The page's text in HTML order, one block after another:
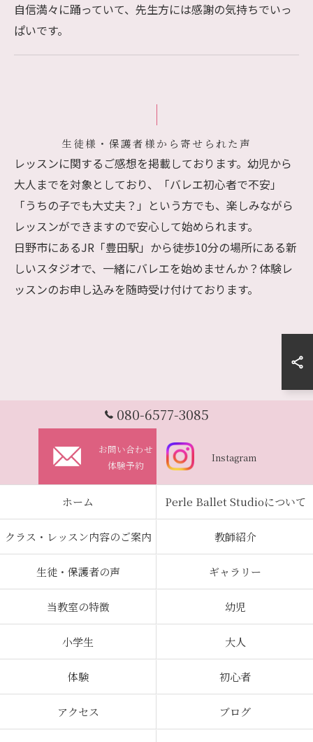
自信満々に踊っていて、先生方には感謝の気持ちでいっ
ぱいです。
生徒様・保護者様から寄せられた声
レッスンに関するご感想を掲載しております。幼児から
大人までを対象としており、「バレエ初心者で不安」
「うちの子でも大丈夫？」という方でも、楽しみながら
レッスンができますので安心して始められます。
日野市にあるJR「豊田駅」から徒歩10分の場所にある新
しいスタジオで、一緒にバレエを始めませんか？体験レ
ッスンのお申し込みを随時受け付けております。
080-6577-3085
お問い合わせ
体験予約
Instagram
ホーム Perle Ballet Studioについて
クラス・レッスン内容のご案内 教師紹介
生徒・保護者の声 ギャラリー
当教室の特徴 幼児
小学生 大人
体験 初心者
アクセス ブログ